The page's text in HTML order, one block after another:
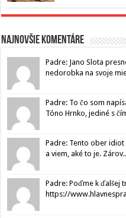
Najnovšie komentáre
Padre: Jano Slota
nedorobka na svoje
Padre: To čo som
Tóno Hrnko, jediné s
Padre: Tento ober idiot
a viem, aké to je.
Padre: Poďme k ďalšej
https://